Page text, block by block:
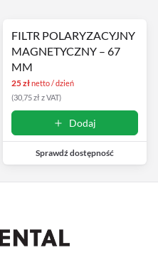
FILTR POLARYZACYJNY
MAGNETYCZNY – 67
MM
25złnetto / dzień
(30,75złz VAT)
Dodaj
Sprawdź dostępność